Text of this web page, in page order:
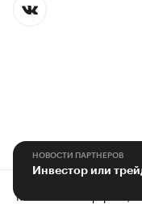
НОВОСТИ ПАРТНЕРОВ
Инвестор или
Контактная информация